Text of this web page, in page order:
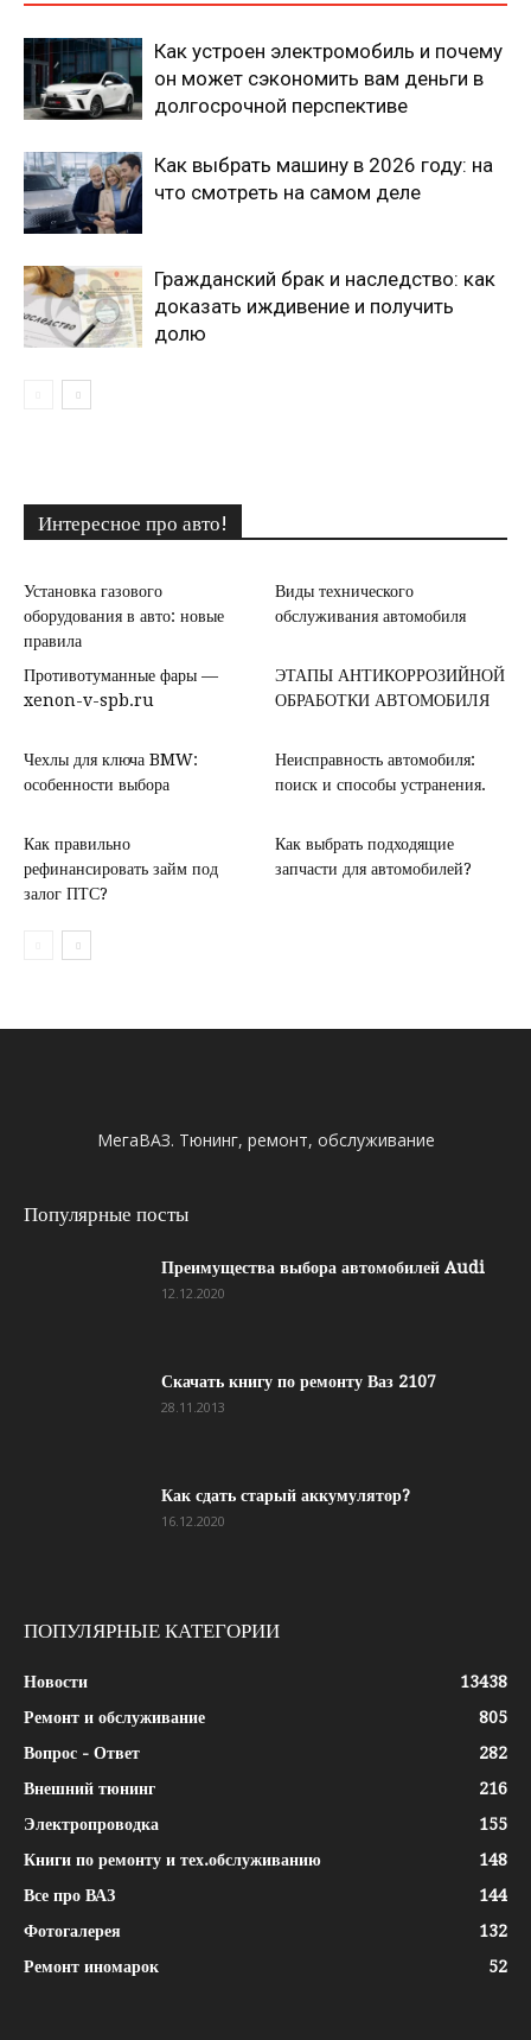
Как устроен электромобиль и почему
он может сэкономить вам деньги в
долгосрочной перспективе
Как выбрать машину в 2026 году: на
что смотреть на самом деле
Гражданский брак и наследство: как
доказать иждивение и получить
долю
Интересное про авто!
Установка газового
оборудования в авто: новые
правила
Виды технического
обслуживания автомобиля
Противотуманные фары —
xenon-v-spb.ru
ЭТАПЫ АНТИКОРРОЗИЙНОЙ
ОБРАБОТКИ АВТОМОБИЛЯ
Чехлы для ключа BMW:
особенности выбора
Неисправность автомобиля:
поиск и способы устранения.
Как правильно
рефинансировать займ под
залог ПТС?
Как выбрать подходящие
запчасти для автомобилей?
МегаВАЗ. Тюнинг, ремонт, обслуживание
Популярные посты
Преимущества выбора автомобилей Audi
12.12.2020
Скачать книгу по ремонту Ваз 2107
28.11.2013
Как сдать старый аккумулятор?
16.12.2020
ПОПУЛЯРНЫЕ КАТЕГОРИИ
Новости
13438
Ремонт и обслуживание
805
Вопрос - Ответ
282
Внешний тюнинг
216
Электропроводка
155
Книги по ремонту и тех.обслуживанию
148
Все про ВАЗ
144
Фотогалерея
132
Ремонт иномарок
52